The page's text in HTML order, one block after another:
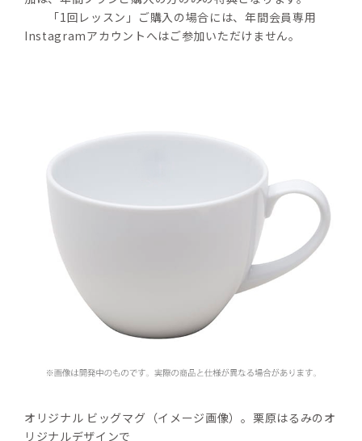
「1回レッスン」ご購入の場合には、年間会員専用
Instagramアカウントへはご参加いただけません。
オリジナル ビッグマグ（イメージ画像）。栗原はるみのオ
リジナルデザインで